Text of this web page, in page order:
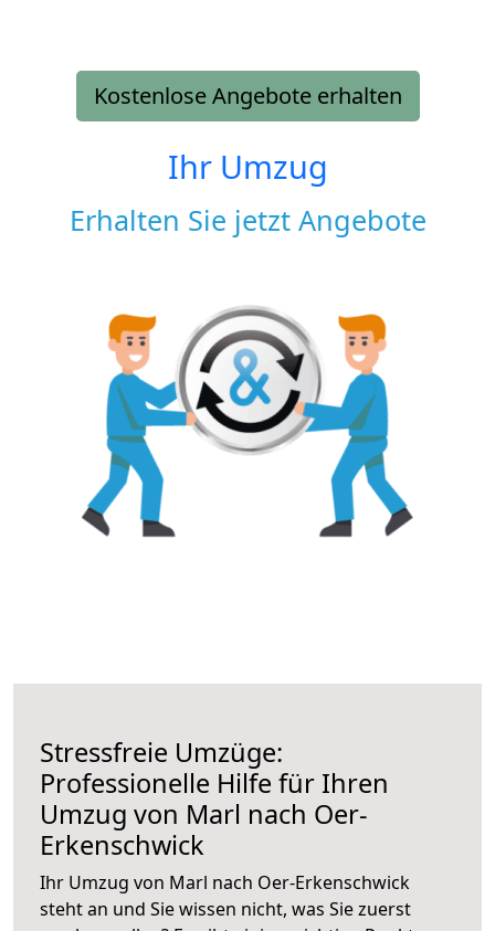
Kostenlose Angebote erhalten
Ihr Umzug
Erhalten Sie jetzt Angebote
Stressfreie Umzüge:
Professionelle Hilfe für Ihren
Umzug von Marl nach Oer-
Erkenschwick
Ihr Umzug von Marl nach Oer-Erkenschwick
steht an und Sie wissen nicht, was Sie zuerst